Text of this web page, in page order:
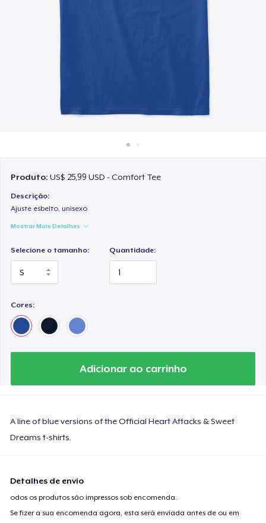
Produto:US$ 25,99 USD - Comfort Tee
Descrição:
Ajuste esbelto, unisexo
Mostrar Mais Detalhes
Selecione o tamanho: Quantidade:
Cores:
Adicionar ao carrinho
A line of blue versions of the Official Heart Attacks & Sweet
Dreams t-shirts.
Detalhes de envio
odos os produtos são impressos sob encomenda.
Se fizer a sua encomenda agora, esta será enviada antes de ou em